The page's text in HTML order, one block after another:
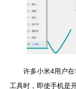
许多小米4用户
工具时，即使手机是